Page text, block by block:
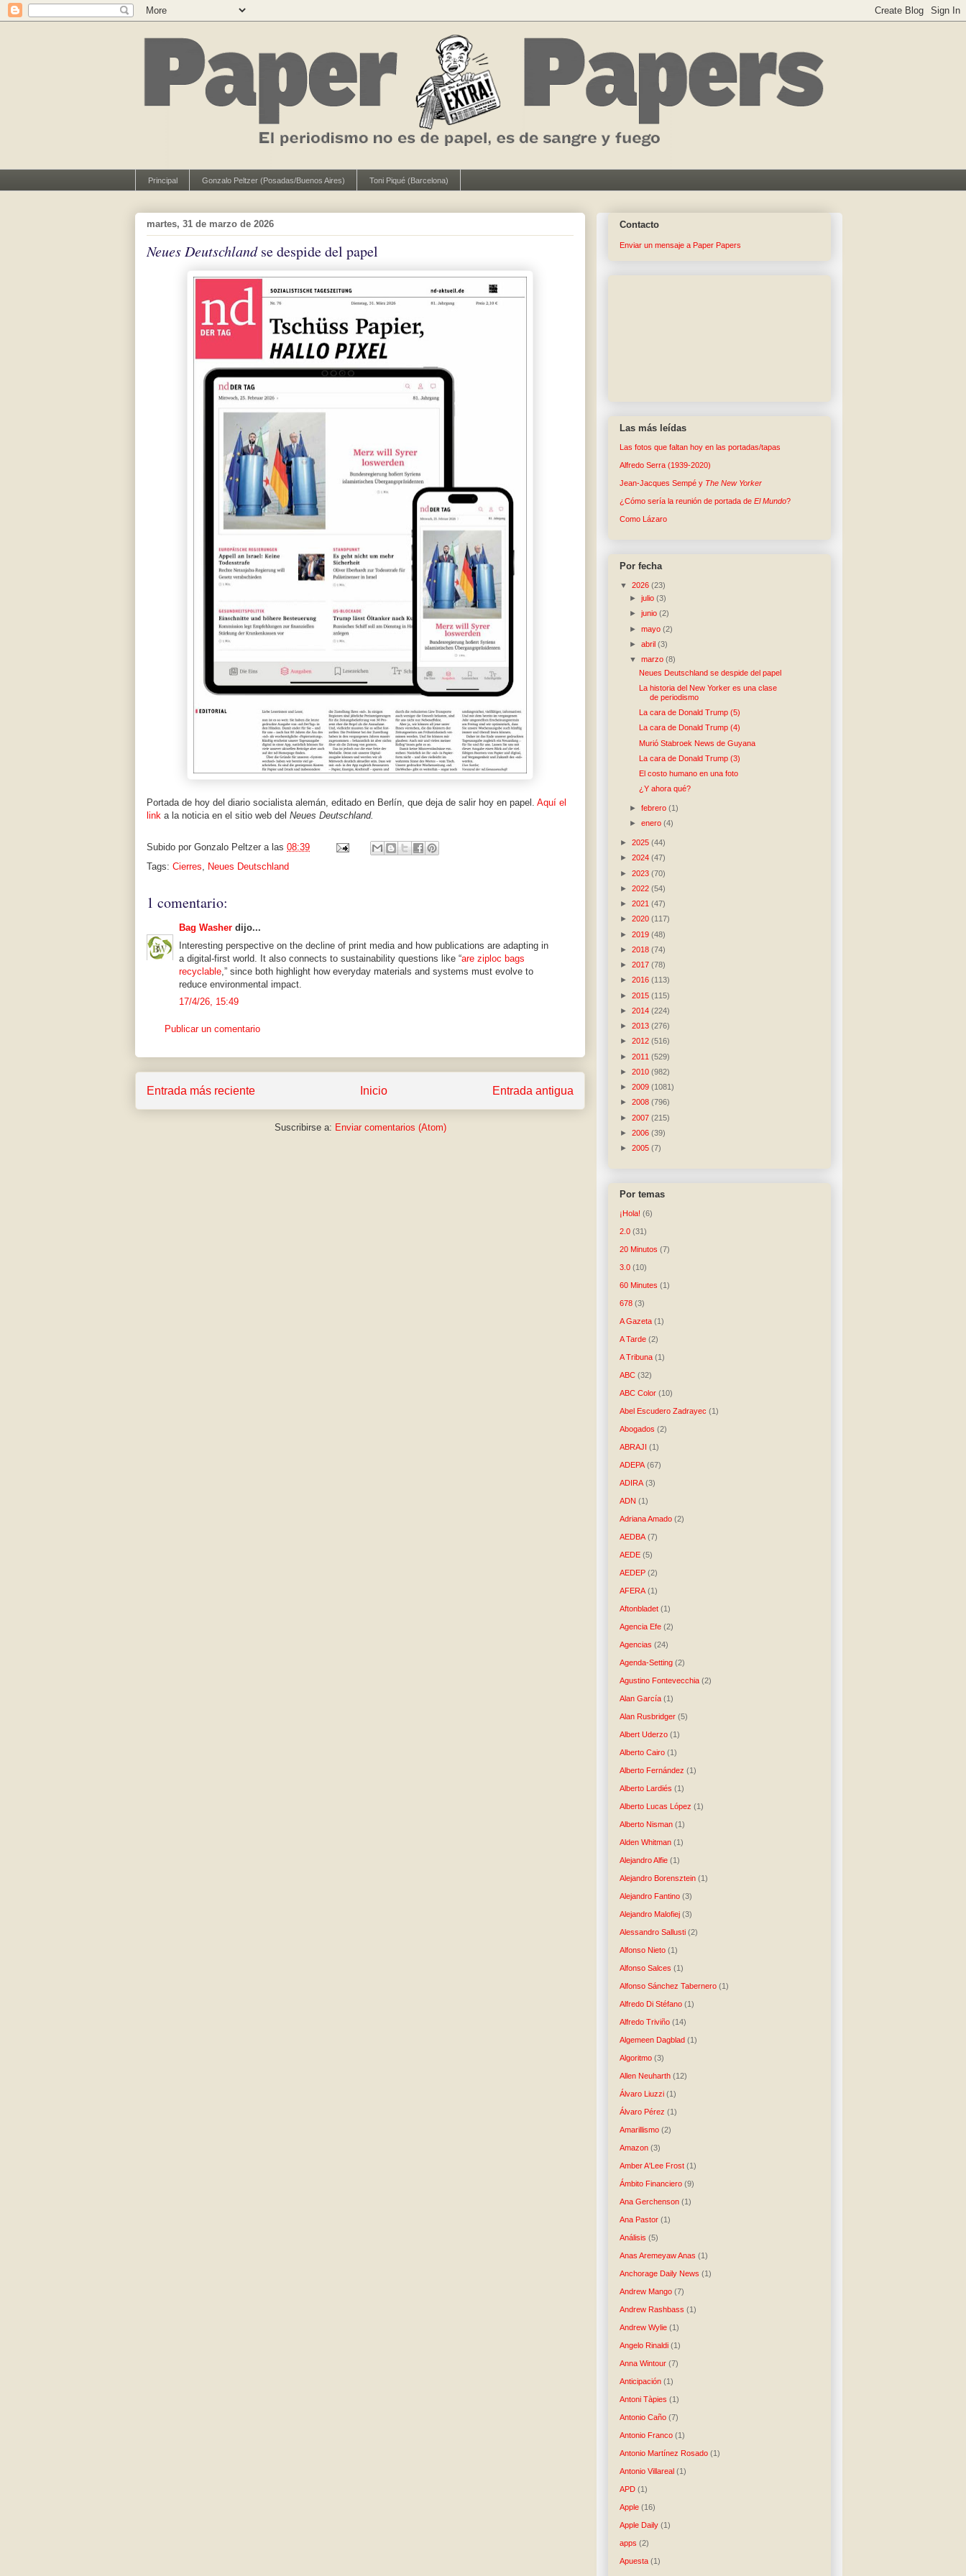
Principal Gonzalo Peltzer (Posadas/Buenos Aires) Toni Piqué (Barcelona)
martes, 31 de marzo de 2026
Neues Deutschlandse despide del papel
Portada de hoy del diario socialista alemán, editado en Berlín, que deja de salir hoy en papel. Aquí el
link a la noticia en el sitio web del Neues Deutschland.
Subido por Gonzalo Peltzer a las 08:39
Tags: Cierres, Neues Deutschland
1 comentario:
Bag Washer dijo...
Interesting perspective on the decline of print media and how publications are adapting in
a digital-first world. It also connects to sustainability questions like “are ziploc bags
recyclable ,” since both highlight how everyday materials and systems must evolve to
reduce environmental impact.
17/4/26, 15:49
Publicar un comentario
Entrada más reciente Entrada antigua
Inicio
Suscribirse a: Enviar comentarios (Atom)
Contacto
Enviar un mensaje a Paper Papers
Las más leídas
Las fotos que faltan hoy en las portadas/tapas
Alfredo Serra (1939-2020)
Jean-Jacques Sempé y The New Yorker
¿Cómo sería la reunión de portada de El Mundo?
Como Lázaro
Por fecha
▼ 2026 (23)
►julio(3)
►junio(2)
►mayo(2)
►abril(3)
▼marzo(8)
Neues Deutschland se despide del papel
La historia del New Yorker es una clase
de periodismo
La cara de Donald Trump (5)
La cara de Donald Trump (4)
Murió Stabroek News de Guyana
La cara de Donald Trump (3)
El costo humano en una foto
¿Y ahora qué?
►febrero(1)
►enero(4)
► 2025 (44)
► 2024 (47)
► 2023 (70)
► 2022 (54)
► 2021 (47)
► 2020 (117)
► 2019 (48)
► 2018 (74)
► 2017 (78)
► 2016 (113)
► 2015 (115)
► 2014 (224)
► 2013 (276)
► 2012 (516)
► 2011 (529)
► 2010 (982)
► 2009 (1081)
► 2008 (796)
► 2007 (215)
► 2006 (39)
► 2005 (7)
Por temas
¡Hola! (6)
2.0 (31)
20 Minutos (7)
3.0 (10)
60 Minutes (1)
678 (3)
A Gazeta (1)
A Tarde (2)
A Tribuna (1)
ABC (32)
ABC Color (10)
Abel Escudero Zadrayec (1)
Abogados (2)
ABRAJI (1)
ADEPA (67)
ADIRA (3)
ADN (1)
Adriana Amado (2)
AEDBA (7)
AEDE (5)
AEDEP (2)
AFERA (1)
Aftonbladet (1)
Agencia Efe (2)
Agencias (24)
Agenda-Setting (2)
Agustino Fontevecchia (2)
Alan García (1)
Alan Rusbridger (5)
Albert Uderzo (1)
Alberto Cairo (1)
Alberto Fernández (1)
Alberto Lardiés (1)
Alberto Lucas López (1)
Alberto Nisman (1)
Alden Whitman (1)
Alejandro Alfie (1)
Alejandro Borensztein (1)
Alejandro Fantino (3)
Alejandro Malofiej (3)
Alessandro Sallusti (2)
Alfonso Nieto (1)
Alfonso Salces (1)
Alfonso Sánchez Tabernero (1)
Alfredo Di Stéfano (1)
Alfredo Triviño (14)
Algemeen Dagblad (1)
Algoritmo (3)
Allen Neuharth (12)
Álvaro Liuzzi (1)
Álvaro Pérez (1)
Amarillismo (2)
Amazon (3)
Amber A'Lee Frost (1)
Ámbito Financiero (9)
Ana Gerchenson (1)
Ana Pastor (1)
Análisis (5)
Anas Aremeyaw Anas (1)
Anchorage Daily News (1)
Andrew Mango (7)
Andrew Rashbass (1)
Andrew Wylie (1)
Angelo Rinaldi (1)
Anna Wintour (7)
Anticipación (1)
Antoni Tàpies (1)
Antonio Caño (7)
Antonio Franco (1)
Antonio Martínez Rosado (1)
Antonio Villareal (1)
APD (1)
Apple (16)
Apple Daily (1)
apps (2)
Apuesta (1)